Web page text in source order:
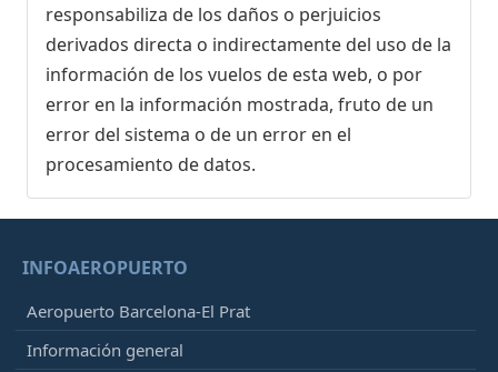
responsabiliza de los daños o perjuicios
derivados directa o indirectamente del uso de la
información de los vuelos de esta web, o por
error en la información mostrada, fruto de un
error del sistema o de un error en el
procesamiento de datos.
INFOAEROPUERTO
Aeropuerto Barcelona-El Prat
Información general